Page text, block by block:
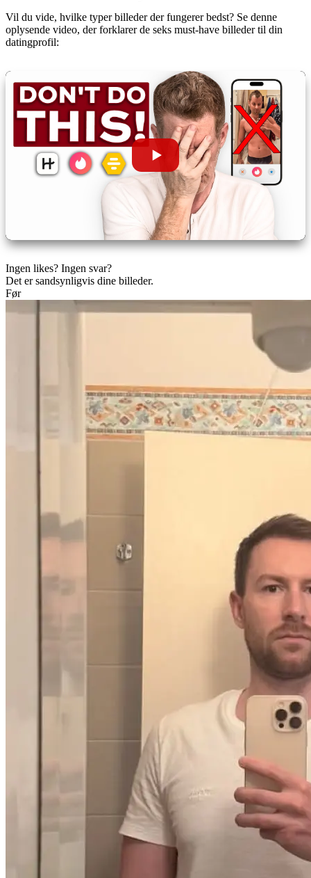
Vil du vide, hvilke typer billeder der fungerer bedst? Se denne
oplysende video, der forklarer de seks must-have billeder til din
datingprofil:
Ingen likes? Ingen svar?
Det er sandsynligvis dine billeder.
Før